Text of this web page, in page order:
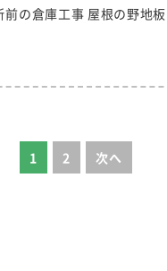
前の倉庫工事 屋根の野地
1 2 次へ